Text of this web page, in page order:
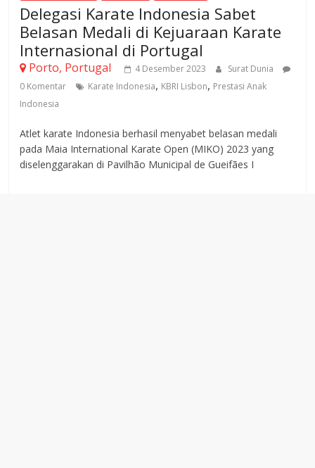
Delegasi Karate Indonesia Sabet
Belasan Medali di Kejuaraan Karate
Internasional di Portugal
Porto, Portugal 4 Desember 2023
Surat Dunia
0 Komentar
Karate Indonesia, KBRI Lisbon, Prestasi Anak
Indonesia
Atlet karate Indonesia berhasil menyabet belasan medali
pada Maia International Karate Open (MIKO) 2023 yang
diselenggarakan di Pavilhão Municipal de Gueifães I